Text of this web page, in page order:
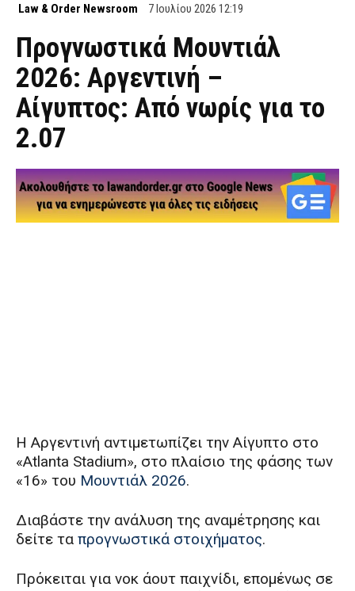
Law & Order Newsroom 7 Ιουλίου 2026 12:19
Προγνωστικά Μουντιάλ
2026: Αργεντινή –
Αίγυπτος: Από νωρίς για το
2.07
Η Αργεντινή αντιμετωπίζει την Αίγυπτο στο
«Atlanta Stadium», στο πλαίσιο της φάσης των
«16» του Μουντιάλ 2026.
Διαβάστε την ανάλυση της αναμέτρησης και
δείτε τα προγνωστικά στοιχήματος.
Πρόκειται για νοκ άουτ παιχνίδι, επομένως σε